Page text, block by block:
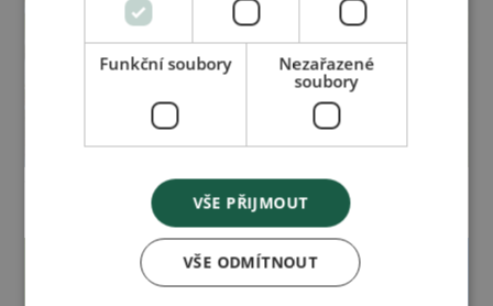
Časopis pro zdraví a
krásu 03/2020
Časopis pro zdraví a
krásu 02/2020
Funkční soubory
Nezařazené
soubory
VŠE PŘIJMOUT
VŠE ODMÍTNOUT